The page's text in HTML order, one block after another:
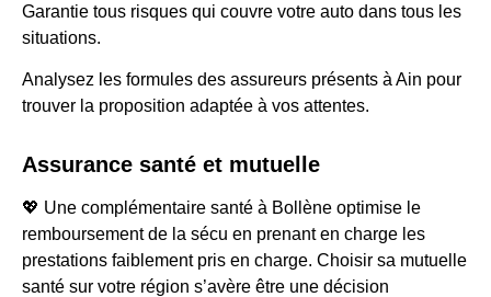
Garantie tous risques qui couvre votre auto dans tous les
situations.
Analysez les formules des assureurs présents à Ain pour
trouver la proposition adaptée à vos attentes.
Assurance santé et mutuelle
💖 Une complémentaire santé à Bollène optimise le
remboursement de la sécu en prenant en charge les
prestations faiblement pris en charge. Choisir sa mutuelle
santé sur votre région s’avère être une décision